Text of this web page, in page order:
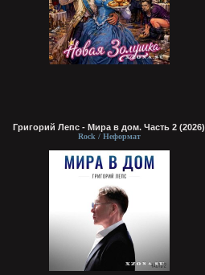
Григорий Лепс - Мира в дом. Часть 2 (2026)
Rock / Неформат